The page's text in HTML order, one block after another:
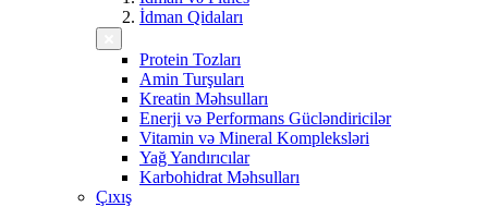
İdman Qidaları
Protein Tozları
Amin Turşuları
Kreatin Məhsulları
Enerji və Performans Gücləndiricilər
Vitamin və Mineral Kompleksləri
Yağ Yandırıcılar
Karbohidrat Məhsulları
Çıxış